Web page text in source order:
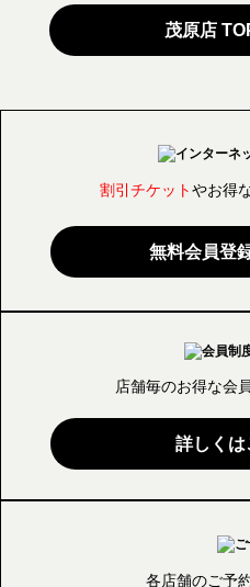
茂原店
割引チケットやお得
無料会員登
店舗毎のお得な会
詳しくは
各店舗のご予